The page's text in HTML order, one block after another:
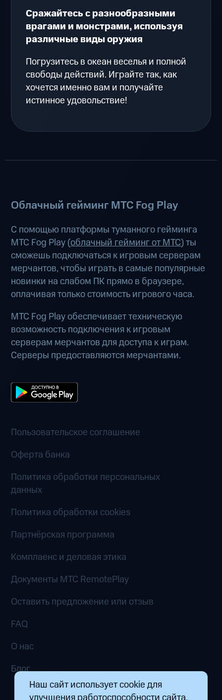
Наш сайт использует cookie для
Сражайтесь с разнообразными
врагами и монстрами, используя
различные виды оружия
Погрузитесь в океан веселья и полной
свободы действий. Играйте так, как
хочется именно вам и получайте
истинное удовольствие!
Облачный гейминг МТС Fog Play
С помощью платформы туманного гейминга
МТС Fog Play (облачный гейминг от МТС) ты
сможешь подключаться к игровым серверам
мерчантов, чтобы играть в самые популярные
новинки на слабом ПК прямо в браузере,
оплачивая только стоимость игрового часа.
МТС Fog Play обеспечивает техническую
возможность подключения к игровым
серверам мерчантов для доступа к играм.
Серверы предоставляются мерчантами.
Пользовательское соглашение
Оферта банка
Политика обработки персональных
данных
Политика обработки cookies
Партнёрская программа
Комплаенс и деловая этика
Документы MTC RemotePlay
Оставить предложение или отзыв
FAQ
О нас
Блог